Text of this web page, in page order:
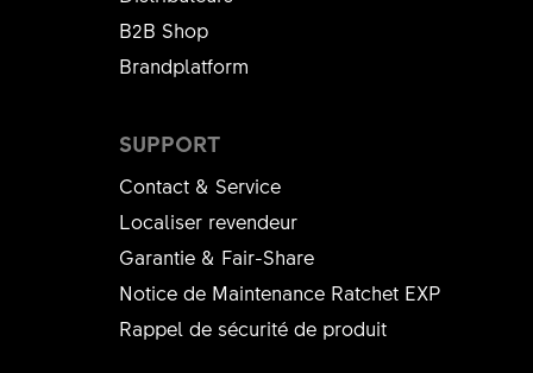
SUPPORT
Contact & Service
Localiser revendeur
Garantie & Fair-Share
Notice de Maintenance Ratchet EXP
Rappel de sécurité de produit
B2B Shop
Brandplatform